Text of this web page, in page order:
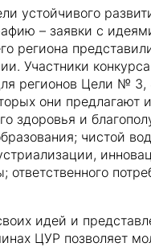
устойчивого
– заявки с
региона
Участники
регионов Цели № 3,
они предлагают
здоровья и
чистой
ответственного
идей и
ЦУР позволяет